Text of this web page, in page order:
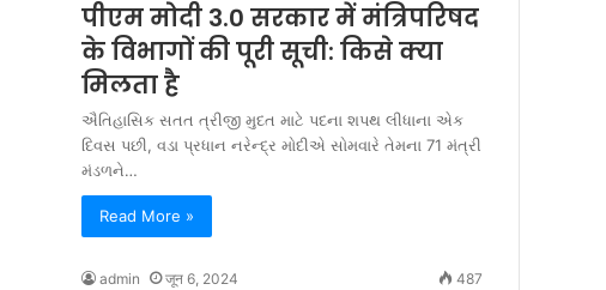
पीएम मोदी 3.0 सरकार में मंत्रिपरिषद
के विभागों की पूरी सूची: किसे क्या
मिलता है
ઐતિહાસિક સતત ત્રીજી મુદત માટે પદના શપથ લીધાના એક
દિવસ પછી, વડા પ્રધાન નરેન્દ્ર મોદીએ સોમવારે તેમના 71 મંત્રી
મંડળને…
Read More »
admin जून 6, 2024 487